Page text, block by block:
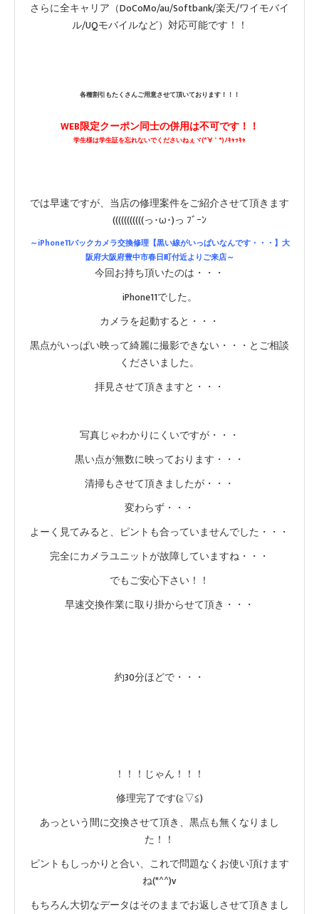
さらに全キャリア（DoCoMo/au/Softbank/楽天/ワイモバイ
ル/UQモバイルなど）対応可能です！！
各種割引もたくさんご用意させて頂いております！！！
WEB限定クーポン同士の併用は不可です！！
学生様は学生証を忘れないでくださいねぇヾ(*´∀｀*)ﾉｷｬｯｷｬ
では早速ですが、当店の修理案件をご紹介させて頂きます
(((((((((((っ･ω･)っ ﾌﾞｰﾝ
～iPhone11バックカメラ交換修理【黒い線がいっぱいなんです・・・】大
阪府大阪府豊中市春日町付近よりご来店～
今回お持ち頂いたのは・・・
iPhone11でした。
カメラを起動すると・・・
黒点がいっぱい映って綺麗に撮影できない・・・とご相談
くださいました。
拝見させて頂きますと・・・
写真じゃわかりにくいですが・・・
黒い点が無数に映っております・・・
清掃もさせて頂きましたが・・・
変わらず・・・
よーく見てみると、ピントも合っていませんでした・・・
完全にカメラユニットが故障していますね・・・
でもご安心下さい！！
早速交換作業に取り掛からせて頂き・・・
約30分ほどで・・・
！！！じゃん！！！
修理完了です(≧▽≦)
あっという間に交換させて頂き、黒点も無くなりまし
た！！
ピントもしっかりと合い、これで問題なくお使い頂けます
ね(*^^)v
もちろん大切なデータはそのままでお返しさせて頂きまし